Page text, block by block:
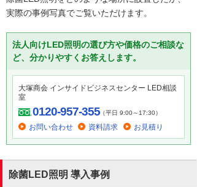
実際の事例写真でご覧いただけます。
法人向けLED照明の選び方や価格のご相談な
ど、分かりやすくお答えします。
大塚商会 インサイドビジネスセンター LED相談
室
0120-957-355（平日 9:00～17:30）
お問い合わせ 資料請求 お見積り
除菌LED照明 導入事例